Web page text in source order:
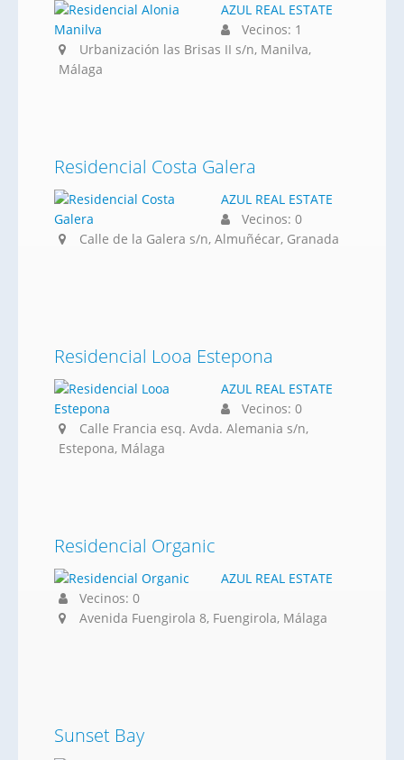
AZUL REAL ESTATE
Vecinos: 1
Urbanización las Brisas II s/n, Manilva,
Málaga
Residencial Costa Galera
AZUL REAL ESTATE
Vecinos: 0
Calle de la Galera s/n, Almuñécar, Granada
Residencial Looa Estepona
AZUL REAL ESTATE
Vecinos: 0
Calle Francia esq. Avda. Alemania s/n,
Estepona, Málaga
Residencial Organic
AZUL REAL ESTATE
Vecinos: 0
Avenida Fuengirola 8, Fuengirola, Málaga
Sunset Bay